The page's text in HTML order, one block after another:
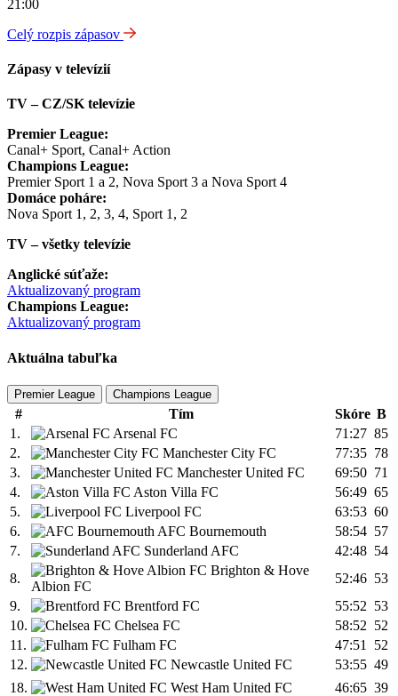
21:00
Celý rozpis zápasov
Zápasy v televízií
TV – CZ/SK televízie
Premier League:
Canal+ Sport, Canal+ Action
Champions League:
Premier Sport 1 a 2, Nova Sport 3 a Nova Sport 4
Domáce poháre:
Nova Sport 1, 2, 3, 4, Sport 1, 2
TV – všetky televízie
Anglické súťaže:
Aktualizovaný program
Champions League:
Aktualizovaný program
Aktuálna tabuľka
Premier League Champions League
# Tím Skóre B
1.
Arsenal FC 71:27 85
2.
Manchester City FC 77:35 78
3.
Manchester United FC 69:50 71
4.
Aston Villa FC 56:49 65
5.
Liverpool FC 63:53 60
6.
AFC Bournemouth 58:54 57
7.
Sunderland AFC 42:48 54
8.
Brighton & Hove
Albion FC
52:46 53
9.
Brentford FC 55:52 53
10.
Chelsea FC 58:52 52
11.
Fulham FC 47:51
52
12.
Newcastle United FC 53:55 49
18.
West Ham United FC 46:65 39